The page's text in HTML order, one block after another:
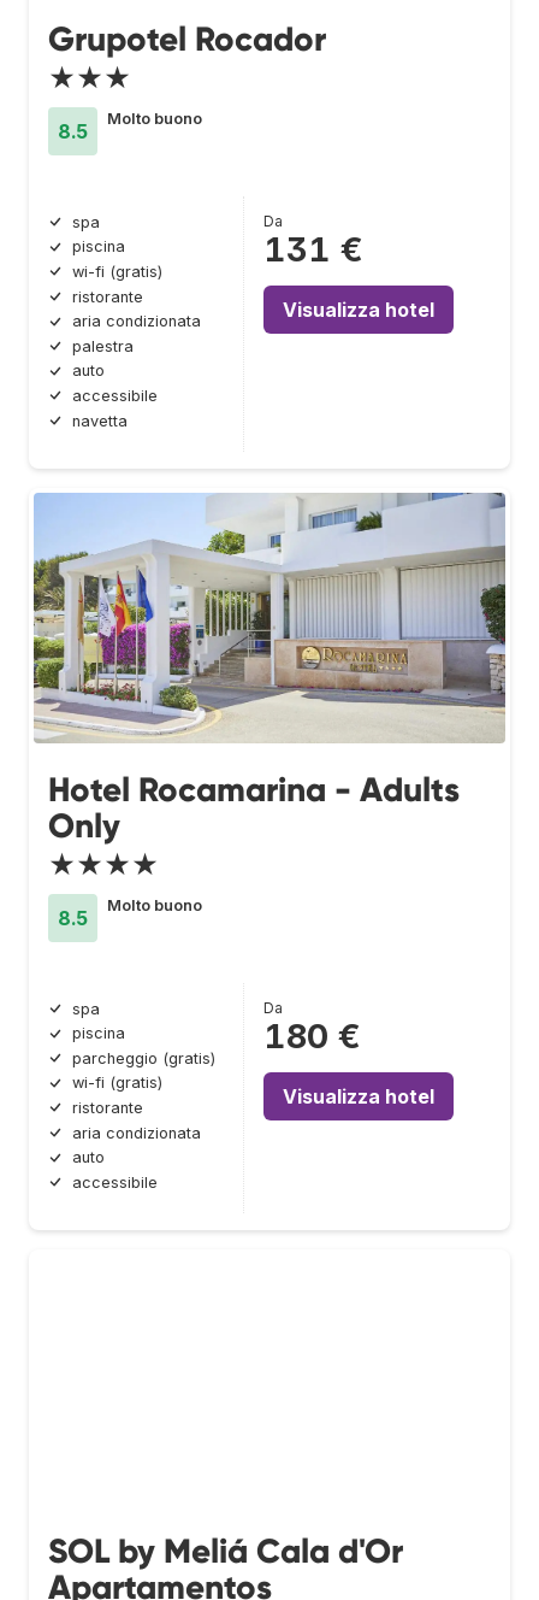
Grupotel Rocador
★★★
8.5
Molto buono
spa
piscina
wi-fi (gratis)
ristorante
aria condizionata
palestra
auto
accessibile
navetta
Da
131 €
Visualizza hotel
Hotel Rocamarina - Adults
Only
★★★★
8.5
Molto buono
spa
piscina
parcheggio (gratis)
wi-fi (gratis)
ristorante
aria condizionata
auto
accessibile
Da
180 €
Visualizza hotel
SOL by Meliá Cala d'Or
Apartamentos